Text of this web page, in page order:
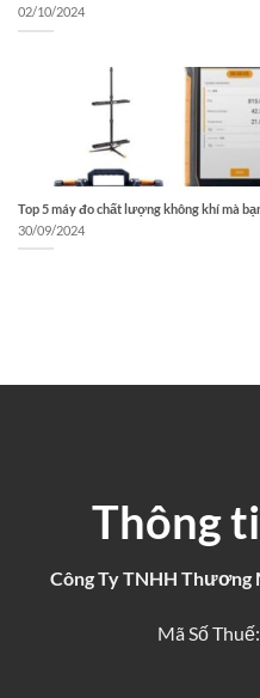
02/10/2024
Top 5 máy đo chất lượng không khí mà
30/09/2024
Thông
Công Ty TNHH Thương
Mã Số